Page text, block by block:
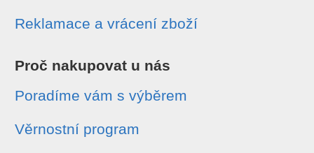
Reklamace a vrácení zboží
Proč nakupovat u nás
Poradíme vám s výběrem
Věrnostní program